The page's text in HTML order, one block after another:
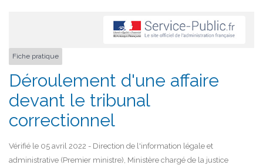
Fiche pratique
Déroulement d'une affaire
devant le tribunal
correctionnel
Vérifié le 05 avril 2022 - Direction de l'information légale et
administrative (Premier ministre), Ministère chargé de la justice